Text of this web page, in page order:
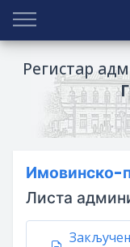
Регистар
Имовинско-
Листа